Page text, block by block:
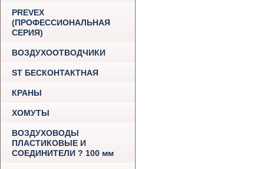
PREVEX
(ПРОФЕССИОНАЛЬНАЯ
СЕРИЯ)
ВОЗДУХООТВОДЧИКИ
ST БЕСКОНТАКТНАЯ
КРАНЫ
ХОМУТЫ
ВОЗДУХОВОДЫ
ПЛАСТИКОВЫЕ И
СОЕДИНИТЕЛИ ? 100 мм